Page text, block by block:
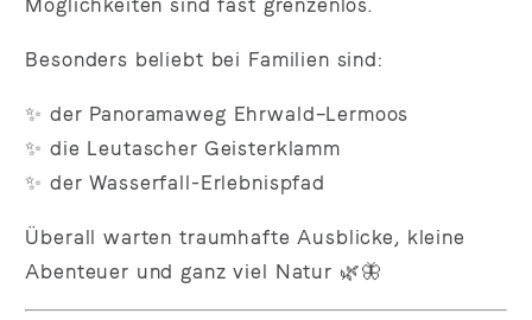
Besonders beliebt bei Familien sind:
✨ der Panoramaweg Ehrwald–Lermoos
✨ die Leutascher Geisterklamm
✨ der Wasserfall-Erlebnispfad
Überall warten traumhafte Ausblicke, kleine
Abenteuer und ganz viel Natur 🌿🦋